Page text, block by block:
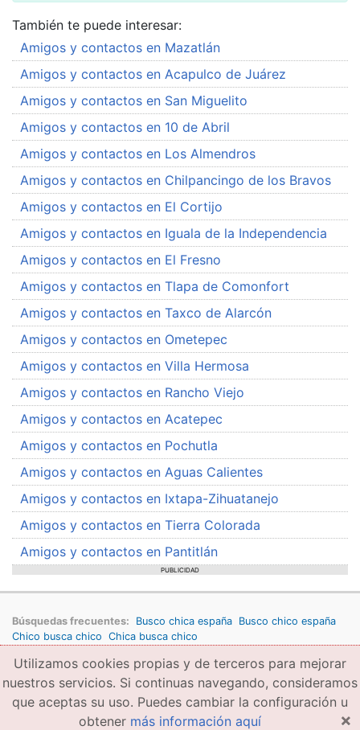
También te puede interesar:
Amigos y contactos en Mazatlán
Amigos y contactos en Acapulco de Juárez
Amigos y contactos en San Miguelito
Amigos y contactos en 10 de Abril
Amigos y contactos en Los Almendros
Amigos y contactos en Chilpancingo de los Bravos
Amigos y contactos en El Cortijo
Amigos y contactos en Iguala de la Independencia
Amigos y contactos en El Fresno
Amigos y contactos en Tlapa de Comonfort
Amigos y contactos en Taxco de Alarcón
Amigos y contactos en Ometepec
Amigos y contactos en Villa Hermosa
Amigos y contactos en Rancho Viejo
Amigos y contactos en Acatepec
Amigos y contactos en Pochutla
Amigos y contactos en Aguas Calientes
Amigos y contactos en Ixtapa-Zihuatanejo
Amigos y contactos en Tierra Colorada
Amigos y contactos en Pantitlán
PUBLICIDAD
Búsquedas frecuentes: Busco chica españa Busco chico españa
Chico busca chico Chica busca chico
Copyright © 2026 amigae.com Condiciones generales de uso
Política de privacidad
Copyright
Utilizamos cookies propias y de terceros para mejorar
nuestros servicios. Si continuas navegando, consideramos
que aceptas su uso. Puedes cambiar la configuración u
obtener más información aquí ×